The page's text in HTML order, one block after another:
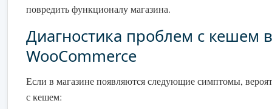
повредить функционалу магазина.
Диагностика проблем с кешем в
WooCommerce
Если в магазине появляются следующие симптомы,
с кешем: